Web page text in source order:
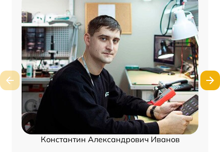
Константин Александрович Иванов